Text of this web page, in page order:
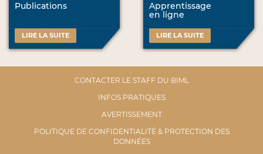
Publications
LIRE LA SUITE
Apprentissage
en ligne
LIRE LA SUITE
CONTACTER LE STAFF DU BIML
INFOS PRATIQUES
AVERTISSEMENT
POLITIQUE DE CONFIDENTIALITÉ & PROTECTION DES
DONNÉES